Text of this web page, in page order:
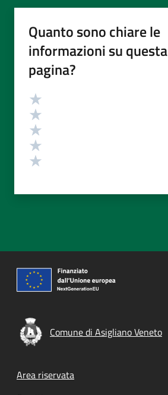
Quanto sono chiare le
informazioni su questa
pagina?
Valutazione
Comune di Asigliano Veneto
Footer menu
Area riservata